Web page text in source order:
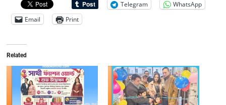
Telegram
WhatsApp
Email
Print
Related